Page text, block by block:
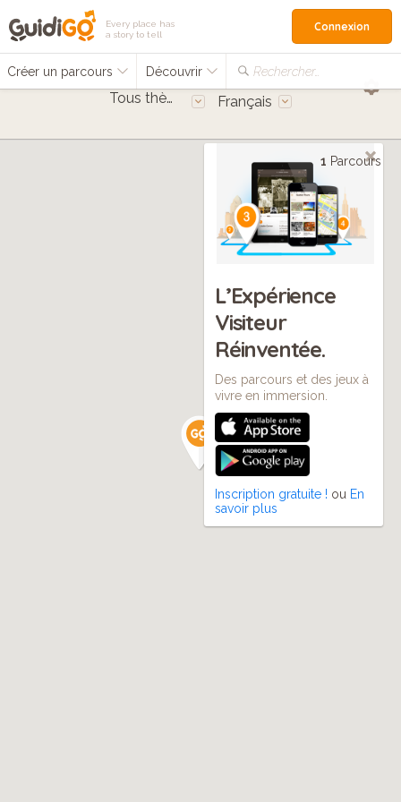
Every place has
a story to tell
Créer un parcours Découvrir Rechercher…
Connexion
Tous thèmes Français
1 Parcours
L’Expérience
Visiteur
Réinventée.
Des parcours et des jeux à
vivre en immersion.
Inscription gratuite ! ou En
savoir plus